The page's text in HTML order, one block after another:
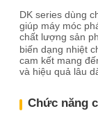
DK series dùng
giúp máy móc
chất lượng sản
biến dạng nhiệt
cam kết mang
và hiệu quả lâu
Chức năng